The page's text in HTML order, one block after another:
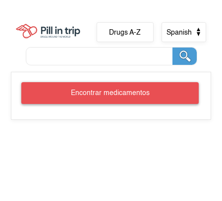
Drugs A-Z Spanish
Encontrar medicamentos